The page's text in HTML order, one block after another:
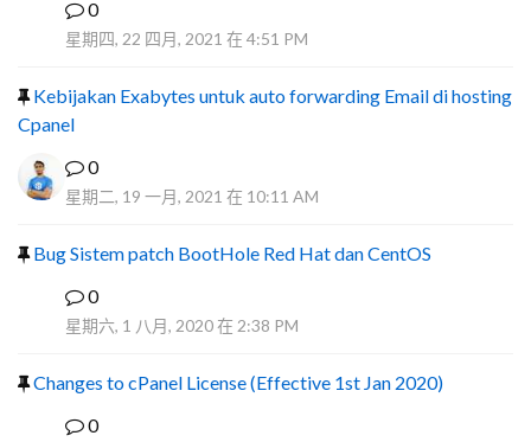
0
星期四, 22 四月, 2021 在 4:51 PM
Kebijakan Exabytes untuk auto forwarding Email di hosting
Cpanel
0
星期二, 19 一月, 2021 在 10:11 AM
Bug Sistem patch BootHole Red Hat dan CentOS
0
星期六, 1 八月, 2020 在 2:38 PM
Changes to cPanel License (Effective 1st Jan 2020)
0